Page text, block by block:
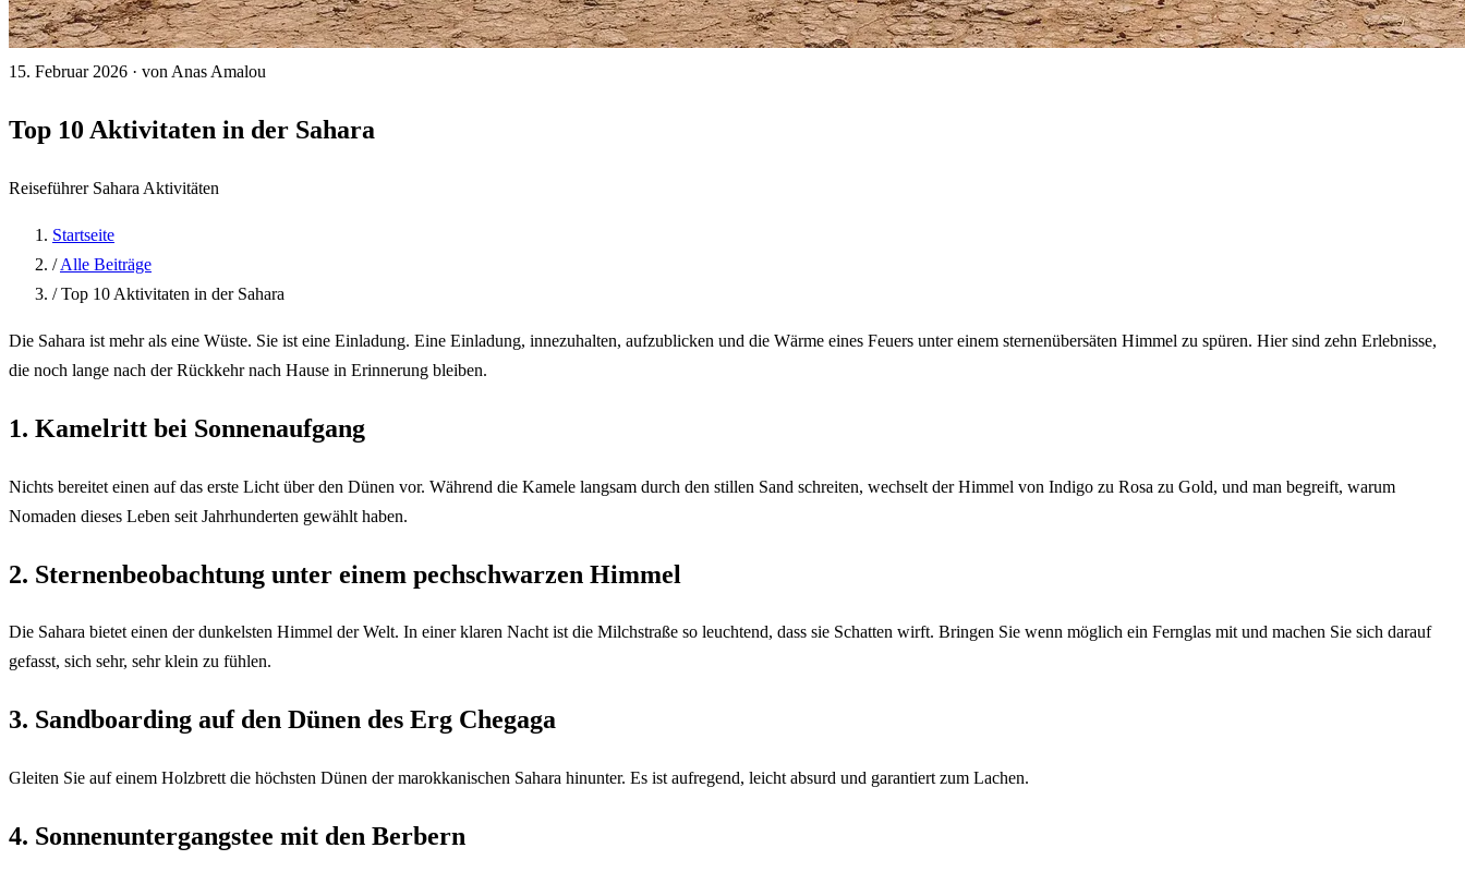
15. Februar 2026 · von Anas Amalou
Top 10 Aktivitaten in der Sahara
Reiseführer Sahara Aktivitäten
Startseite
/ Alle Beiträge
/ Top 10 Aktivitaten in der Sahara
Die Sahara ist mehr als eine Wüste. Sie ist eine Einladung. Eine Einladung, innezuhalten, aufzublicken und die Wärme eines Feuers unter einem sternenübersäten Himmel zu spüren. Hier sind zehn Erlebnisse,
die noch lange nach der Rückkehr nach Hause in Erinnerung bleiben.
1. Kamelritt bei Sonnenaufgang
Nichts bereitet einen auf das erste Licht über den Dünen vor. Während die Kamele langsam durch den stillen Sand schreiten, wechselt der Himmel von Indigo zu Rosa zu Gold, und man begreift, warum
Nomaden dieses Leben seit Jahrhunderten gewählt haben.
2. Sternenbeobachtung unter einem pechschwarzen Himmel
Die Sahara bietet einen der dunkelsten Himmel der Welt. In einer klaren Nacht ist die Milchstraße so leuchtend, dass sie Schatten wirft. Bringen Sie wenn möglich ein Fernglas mit und machen Sie sich darauf
gefasst, sich sehr, sehr klein zu fühlen.
3. Sandboarding auf den Dünen des Erg Chegaga
Gleiten Sie auf einem Holzbrett die höchsten Dünen der marokkanischen Sahara hinunter. Es ist aufregend, leicht absurd und garantiert zum Lachen.
4. Sonnenuntergangstee mit den Berbern